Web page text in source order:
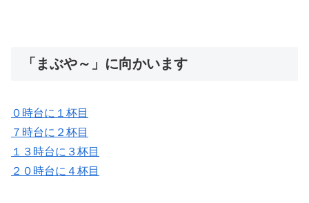
「まぶや～」に向かいます
０時台に１杯目
７時台に２杯目
１３時台に３杯目
２０時台に４杯目